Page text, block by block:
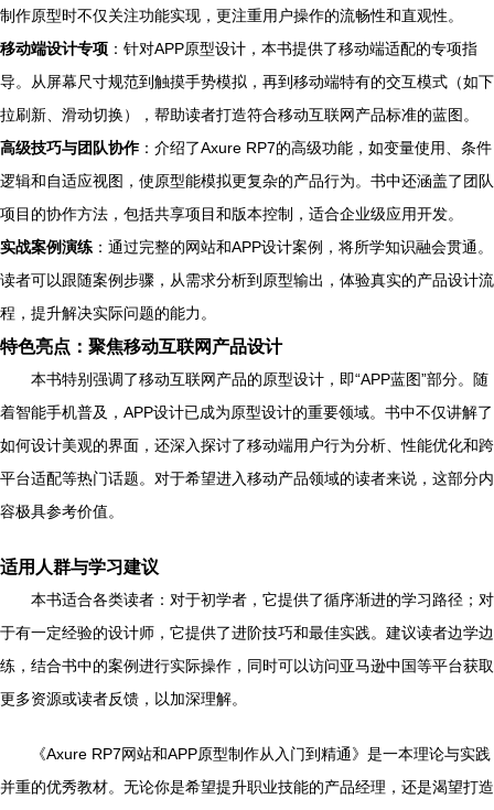
制作原型时不仅关注功能实现，更注重用户操作的流畅性和直观性。
移动端设计专项 ：针对APP原型设计，本书提供了移动端适配的专项指
导。从屏幕尺寸规范到触摸手势模拟，再到移动端特有的交互模式（如下
拉刷新、滑动切换），帮助读者打造符合移动互联网产品标准的蓝图。
高级技巧与团队协作：介绍了Axure RP7的高级功能，如变量使用、条件
逻辑和自适应视图，使原型能模拟更复杂的产品行为。书中还涵盖了团队
项目的协作方法，包括共享项目和版本控制，适合企业级应用开发。
实战案例演练 ：通过完整的网站和APP设计案例，将所学知识融会贯通。
读者可以跟随案例步骤，从需求分析到原型输出，体验真实的产品设计流
程，提升解决实际问题的能力。
特色亮点：聚焦移动互联网产品设计
本书特别强调了移动互联网产品的原型设计，即“APP蓝图”部分。随
着智能手机普及，APP设计已成为原型设计的重要领域。书中不仅讲解了
如何设计美观的界面，还深入探讨了移动端用户行为分析、性能优化和跨
平台适配等热门话题。对于希望进入移动产品领域的读者来说，这部分内
容极具参考价值。
适用人群与学习建议
本书适合各类读者：对于初学者，它提供了循序渐进的学习路径；对
于有一定经验的设计师，它提供了进阶技巧和最佳实践。建议读者边学边
练，结合书中的案例进行实际操作，同时可以访问亚马逊中国等平台获取
更多资源或读者反馈，以加深理解。
《Axure RP7网站和APP原型制作从入门到精通》是一本理论与实践
并重的优秀教材。无论你是希望提升职业技能的产品经理，还是渴望打造